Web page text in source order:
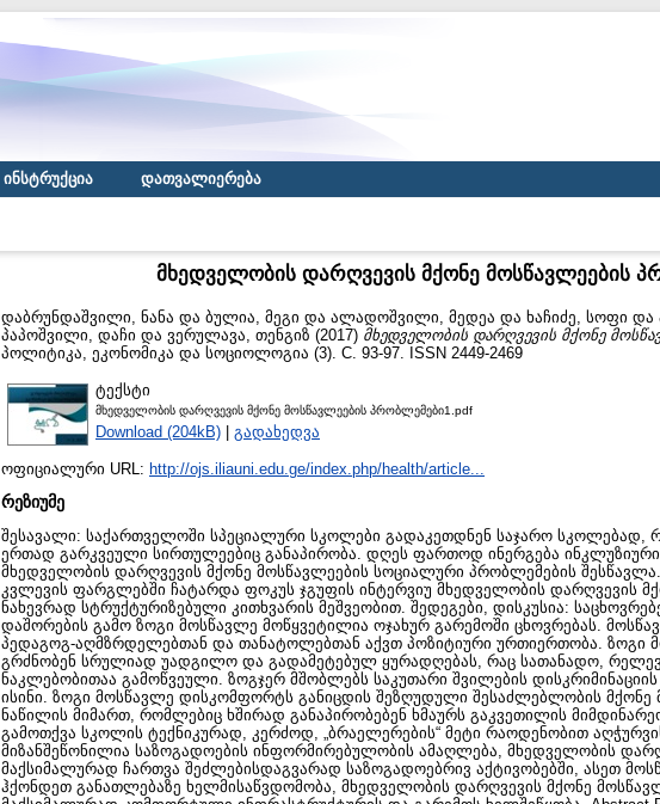
ინსტრუქცია დათვალიერება
მხედველობის დარღვევის მქონე მოსწავლეების
დაბრუნდაშვილი, ნანა და ბულია, მეგი და ალადოშვილი, მედეა და ხაჩიძე, სოფი და
პაპოშვილი, დაჩი და ვერულავა, თენგიზ (2017) მხედველობის დარღვევის მქონე
პოლიტიკა, ეკონომიკა და სოციოლოგია (3). С. 93-97. ISSN 2449-2469
ტექსტი
მხედველობის დარღვევის მქონე მოსწავლეების პრობლემები1.pdf
Download (204kB) | გადახედვა
ოფიციალური URL: http://ojs.iliauni.edu.ge/index.php/health/article...
რეზიუმე
შესავალი: საქართველოში სპეციალური სკოლები გადაკეთდნენ საჯარო სკოლებად,
ერთად გარკვეული სირთულეებიც განაპირობა. დღეს ფართოდ ინერგება ინკლუზიური
მხედველობის დარღვევის მქონე მოსწავლეების სოციალური პრობლემების
კვლევის ფარგლებში ჩატარდა ფოკუს ჯგუფის ინტერვიუ მხედველობის დარღვევის
ნახევრად სტრუქტურიზებული კითხვარის მეშვეობით. შედეგები, დისკუსია:
დაშორების გამო ზოგი მოსწავლე მოწყვეტილია ოჯახურ გარემოში ცხოვრებას.
პედაგოგ-აღმზრდელებთან და თანატოლებთან აქვთ პოზიტიური ურთიერთობა. ზოგი
გრძნობენ სრულიად უადგილო და გადამეტებულ ყურადღებას, რაც სათანადო,
ნაკლებობითაა გამოწვეული. ზოგჯერ მშობლებს საკუთარი შვილების
ისინი. ზოგი მოსწავლე დისკომფორტს განიცდის შეზღუდული შესაძლებლობის მქონე
ნაწილის მიმართ, რომლებიც ხშირად განაპირობებენ ხმაურს გაკვეთილის
გამოთქვა სკოლის ტექნიკურად, კერძოდ, „ბრაელერების“ მეტი რაოდენობით
მიზანშეწონილია საზოგადოების ინფორმირებულობის ამაღლება, მხედველობის
მაქსიმალურად ჩართვა შეძლებისდაგვარად საზოგადოებრივ აქტივობებში, ასეთ
ჰქონდეთ განათლებაზე ხელმისაწვდომობა, მხედველობის დარღვევის მქონე